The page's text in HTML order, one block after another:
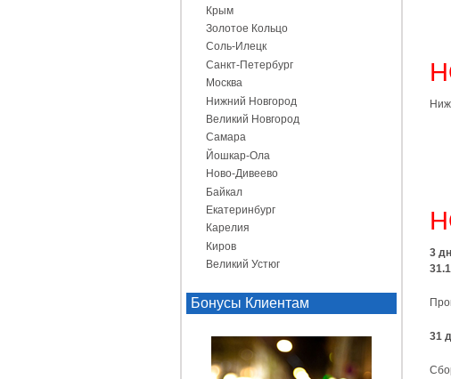
3
31
Крым
Золотое Кольцо
Соль-Илецк
Санкт-Петербург
Москва
Нижний Новгород
Великий Новгород
Самара
Йошкар-Ола
Ново-Дивеево
Байкал
Екатеринбург
Карелия
Киров
Великий Устюг
Бонусы Клиентам